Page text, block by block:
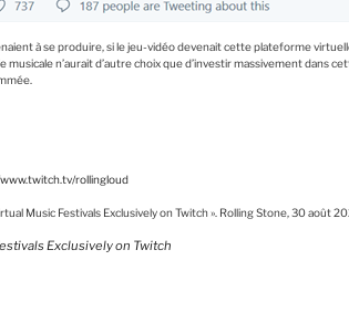
à se produire, si le jeu-vidéo devenait cette plateforme
musicale n’aurait d’autre choix que d’investir massivement dans
rollingloud
Music Festivals Exclusively on Twitch ». Rolling Stone, 30 août
Exclusively on Twitch